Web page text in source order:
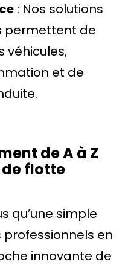
: Nos solutions
permettent de
véhicules,
et de
de A à Z
flotte
qu’une simple
en
innovante de